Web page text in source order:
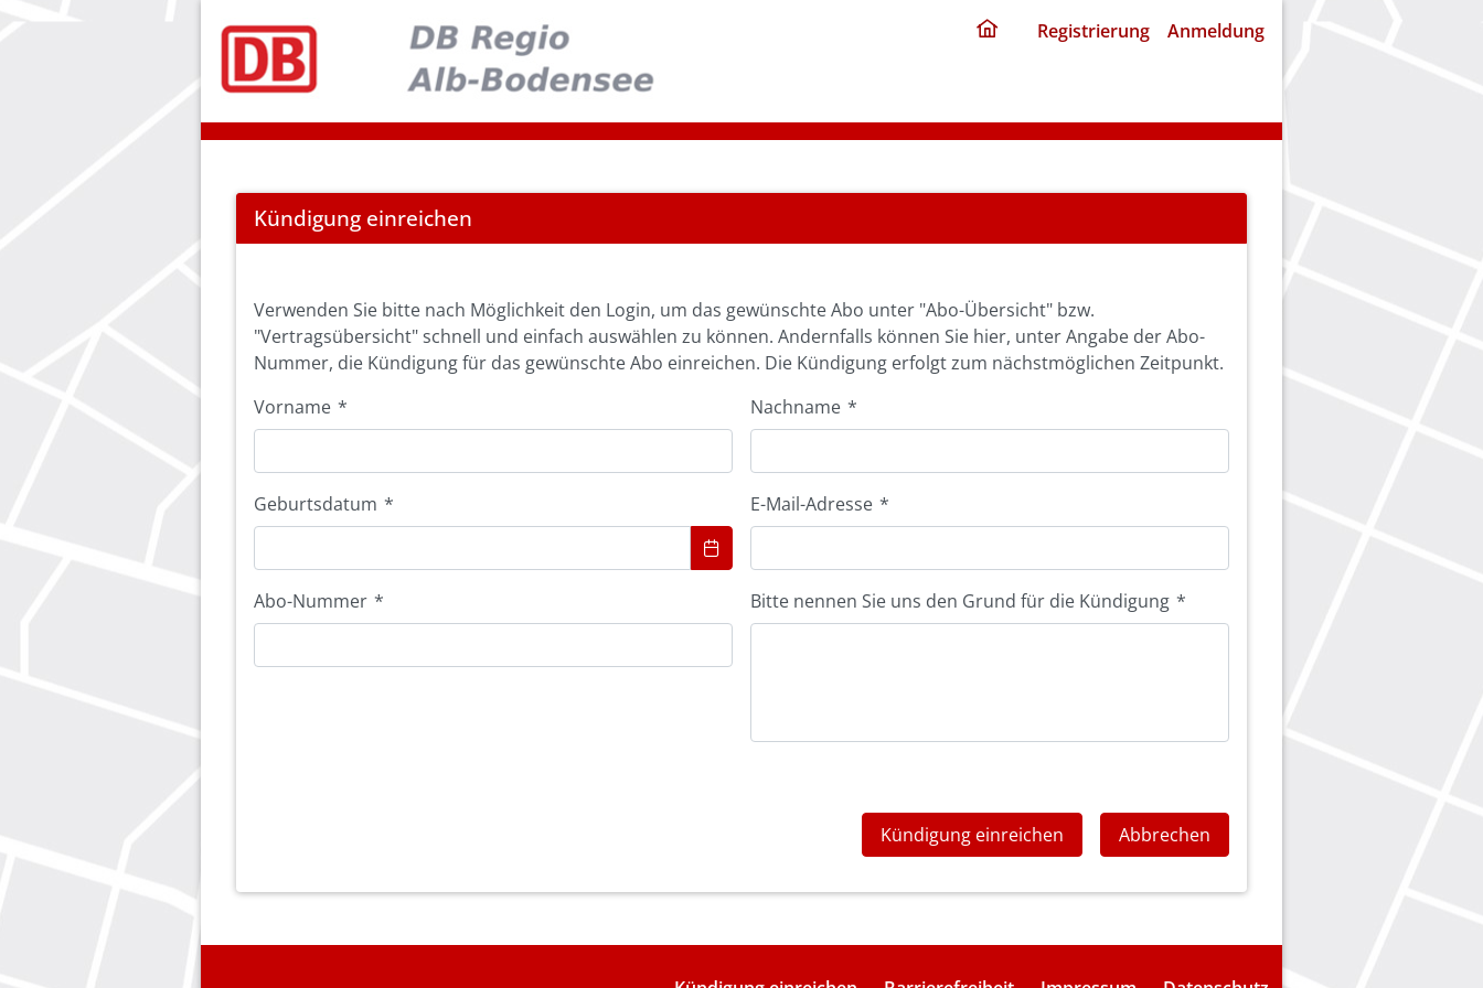
Registrierung Anmeldung
Cancel
Abo
Kündigung einreichen
Verwenden Sie bitte nach Möglichkeit den Login, um das gewünschte Abo unter "Abo-Übersicht" bzw.
"Vertragsübersicht" schnell und einfach auswählen zu können. Andernfalls können Sie hier, unter Angabe der Abo-
Nummer, die Kündigung für das gewünschte Abo einreichen. Die Kündigung erfolgt zum nächstmöglichen Zeitpunkt.
Vorname * Nachname *
Geburtsdatum * E-Mail-Adresse *
Abo-Nummer * Bitte nennen Sie uns den Grund für die Kündigung *
Kündigung einreichen Abbrechen